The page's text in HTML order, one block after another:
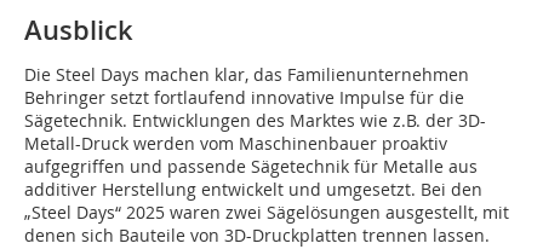
Ausblick
Die Steel Days machen klar, das Familienunternehmen
Behringer setzt fortlaufend innovative Impulse für die
Sägetechnik. Entwicklungen des Marktes wie z.B. der 3D-
Metall-Druck werden vom Maschinenbauer proaktiv
aufgegriffen und passende Sägetechnik für Metalle aus
additiver Herstellung entwickelt und umgesetzt. Bei den
„Steel Days“ 2025 waren zwei Sägelösungen ausgestellt, mit
denen sich Bauteile von 3D-Druckplatten trennen lassen.